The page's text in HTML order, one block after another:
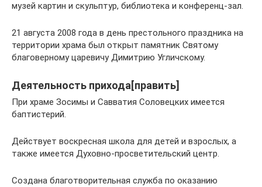
музей картин и скульптур, библиотека и конференц-зал.
21 августа 2008 года в день престольного праздника на
территории храма был открыт памятник Святому
благоверному царевичу Димитрию Угличскому.
Деятельность прихода[править]
При храме Зосимы и Савватия Соловецких имеется
баптистерий.
Действует воскресная школа для детей и взрослых, а
также имеется Духовно-просветительский центр.
Создана благотворительная служба по оказанию